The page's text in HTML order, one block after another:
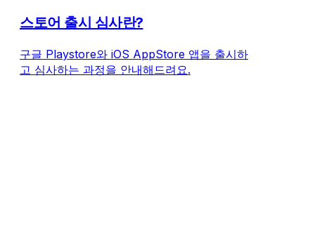
스토어 출시 심사란?
구글 Playstore와 iOS AppStore 앱을 출시하
고 심사하는 과정을 안내해드려요.